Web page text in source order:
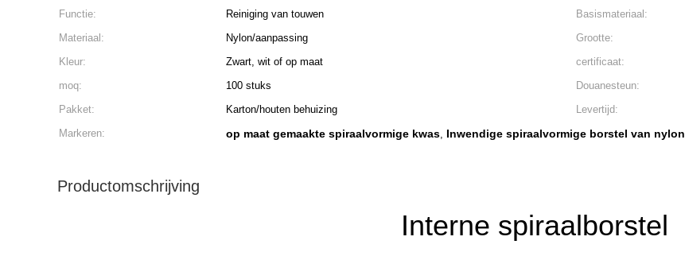
Functie:
Reiniging van touwen Basismateriaal:
Materiaal:
Nylon/aanpassing Grootte:
Kleur:
Zwart, wit of op maat certificaat:
moq:
100 stuks Douanesteun:
Pakket:
Karton/houten behuizing Levertijd:
Markeren:
op maat gemaakte spiraalvormige kwas, Inwendige spiraalvormige borstel van nylon
Productomschrijving
Interne spiraalborstel